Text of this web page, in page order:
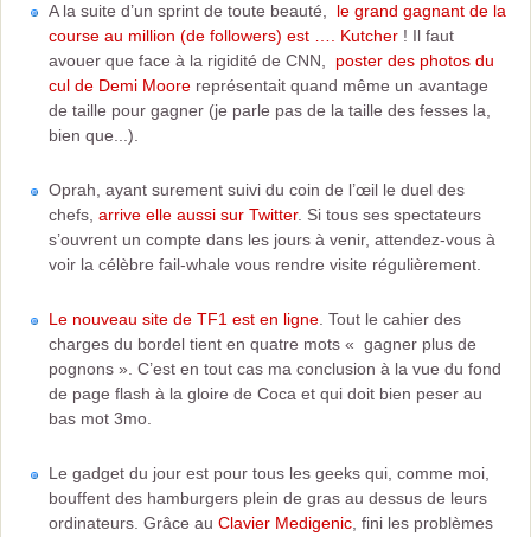
A la suite d’un sprint de toute beauté, le grand gagnant de la
course au million (de followers) est …. Kutcher ! Il faut
avouer que face à la rigidité de CNN, poster des photos du
cul de Demi Moore représentait quand même un avantage
de taille pour gagner (je parle pas de la taille des fesses la,
bien que...).
Oprah, ayant surement suivi du coin de l’œil le duel des
chefs, arrive elle aussi sur Twitter. Si tous ses spectateurs
s’ouvrent un compte dans les jours à venir, attendez-vous à
voir la célèbre fail-whale vous rendre visite régulièrement.
Le nouveau site de TF1 est en ligne . Tout le cahier des
charges du bordel tient en quatre mots « gagner plus de
pognons ». C’est en tout cas ma conclusion à la vue du fond
de page flash à la gloire de Coca et qui doit bien peser au
bas mot 3mo.
Le gadget du jour est pour tous les geeks qui, comme moi,
bouffent des hamburgers plein de gras au dessus de leurs
ordinateurs. Grâce au Clavier Medigenic , fini les problèmes